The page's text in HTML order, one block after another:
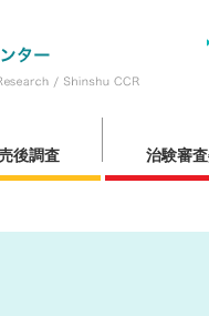
後調査 治験審